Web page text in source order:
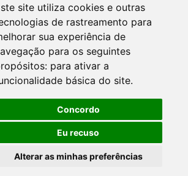
site utiliza cookies e outras
de rastreamento para
sua experiência de
para os seguintes
para ativar a
básica do site.
Concordo
Eu recuso
Alterar as minhas preferências
Geodésicas. ISSN: 1982-2170